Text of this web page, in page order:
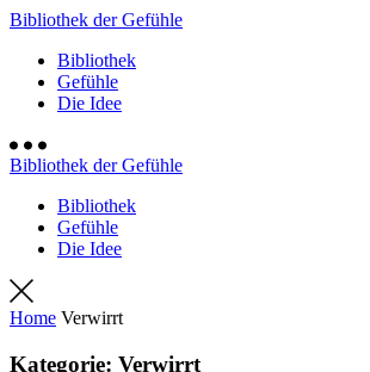
Bibliothek der Gefühle
Bibliothek
Gefühle
Die Idee
Bibliothek der Gefühle
Bibliothek
Gefühle
Die Idee
Home Verwirrt
Kategorie: Verwirrt